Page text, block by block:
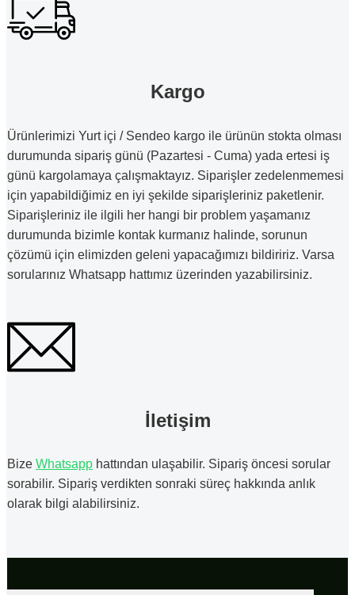
Kargo
Ürünlerimizi Yurt içi / Sendeo kargo ile ürünün stokta olması
durumunda sipariş günü (Pazartesi - Cuma) yada ertesi iş
günü kargolamaya çalışmaktayız. Siparişler zedelenmemesi
için yapabildiğimiz en iyi şekilde siparişleriniz paketlenir.
Siparişleriniz ile ilgili her hangi bir problem yaşamanız
durumunda bizimle kontak kurmanız halinde, sorunun
çözümü için elimizden geleni yapacağımızı bildiririz. Varsa
sorularınız Whatsapp hattımız üzerinden yazabilirsiniz.
İletişim
Bize Whatsapp hattından ulaşabilir. Sipariş öncesi sorular
sorabilir. Sipariş verdikten sonraki süreç hakkında anlık
olarak bilgi alabilirsiniz.